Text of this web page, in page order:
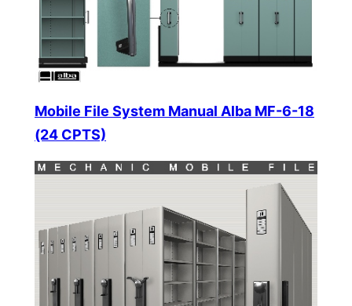
Mobile File System Manual Alba MF-6-18
(24 CPTS)